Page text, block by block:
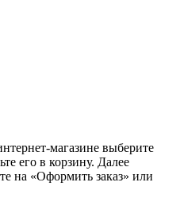
магазине выберите
его в корзину. Далее
на «Оформить заказ» или